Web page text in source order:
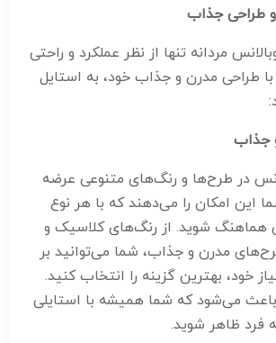
طراحی جذاب
مردانه تنها از نظر عملکرد و راحتی
با طراحی مدرن و جذاب خود، به استایل
جذاب
در طرح‌ها و رنگ‌های متنوعی عرضه
این امکان را می‌دهند که با هر نوع
هماهنگ شوید. از رنگ‌های کلاسیک و
مدرن و جذاب، شما می‌توانید بر
خود، بهترین گزینه را انتخاب کنید.
می‌شود که شما همیشه با استایلی
ظاهر شوید.